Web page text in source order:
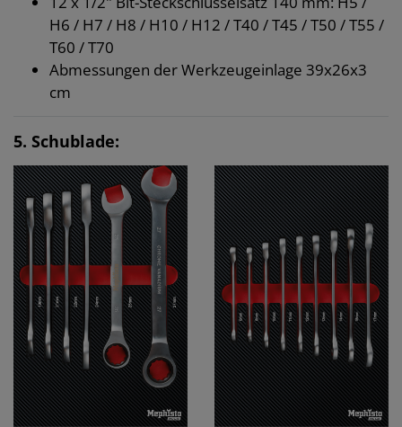
H6 / H7 / H8 / H10 / H12 / T40 / T45 / T50 / T55 /
T60 / T70
Abmessungen der Werkzeugeinlage 39x26x3
cm
5. Schublade: